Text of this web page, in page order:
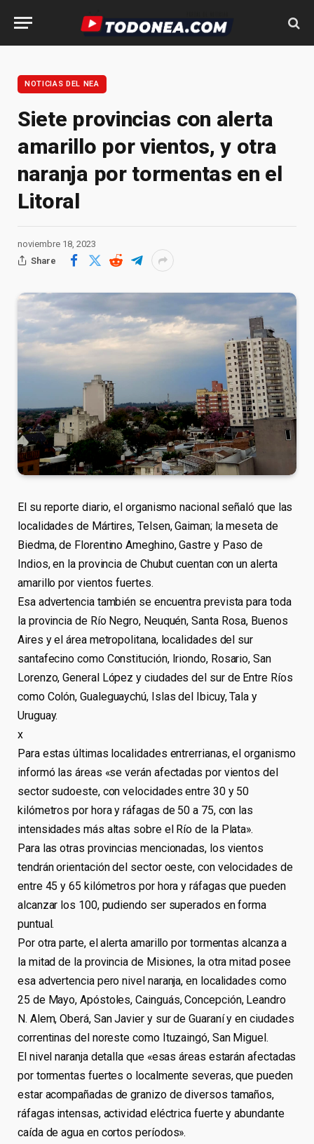
NOTICIAS DEL NEA
Siete provincias con alerta
amarillo por vientos, y otra
naranja por tormentas en el
Litoral
noviembre 18, 2023
Share
El su reporte diario, el organismo nacional señaló que las
localidades de Mártires, Telsen, Gaiman; la meseta de
Biedma, de Florentino Ameghino, Gastre y Paso de
Indios, en la provincia de Chubut cuentan con un alerta
amarillo por vientos fuertes.
Esa advertencia también se encuentra prevista para toda
la provincia de Río Negro, Neuquén, Santa Rosa, Buenos
Aires y el área metropolitana, localidades del sur
santafecino como Constitución, Iriondo, Rosario, San
Lorenzo, General López y ciudades del sur de Entre Ríos
como Colón, Gualeguaychú, Islas del Ibicuy, Tala y
Uruguay.
x
Para estas últimas localidades entrerrianas, el organismo
informó las áreas «se verán afectadas por vientos del
sector sudoeste, con velocidades entre 30 y 50
kilómetros por hora y ráfagas de 50 a 75, con las
intensidades más altas sobre el Río de la Plata».
Para las otras provincias mencionadas, los vientos
tendrán orientación del sector oeste, con velocidades de
entre 45 y 65 kilómetros por hora y ráfagas que pueden
alcanzar los 100, pudiendo ser superados en forma
puntual.
Por otra parte, el alerta amarillo por tormentas alcanza a
la mitad de la provincia de Misiones, la otra mitad posee
esa advertencia pero nivel naranja, en localidades como
25 de Mayo, Apóstoles, Cainguás, Concepción, Leandro
N. Alem, Oberá, San Javier y sur de Guaraní y en ciudades
correntinas del noreste como Ituzaingó, San Miguel.
El nivel naranja detalla que «esas áreas estarán afectadas
por tormentas fuertes o localmente severas, que pueden
estar acompañadas de granizo de diversos tamaños,
ráfagas intensas, actividad eléctrica fuerte y abundante
caída de agua en cortos períodos».